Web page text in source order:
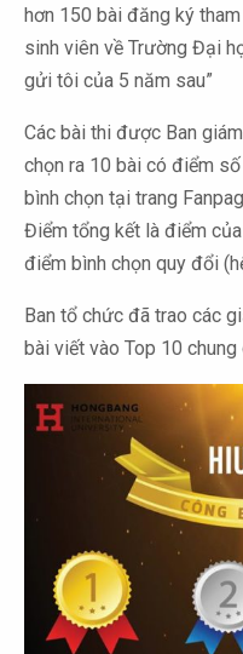
hơn 150 bài đăng ký
sinh viên về Trường Đại
gửi tôi của 5 năm sau”
Các bài thi được Ban
chọn ra 10 bài có điểm
bình chọn tại trang
Điểm tổng kết là điểm
điểm bình chọn quy đổi
Ban tổ chức đã trao các
bài viết vào Top 10 chung